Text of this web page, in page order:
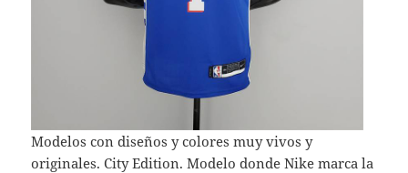
Modelos con diseños y colores muy vivos y
originales. City Edition. Modelo donde Nike marca la